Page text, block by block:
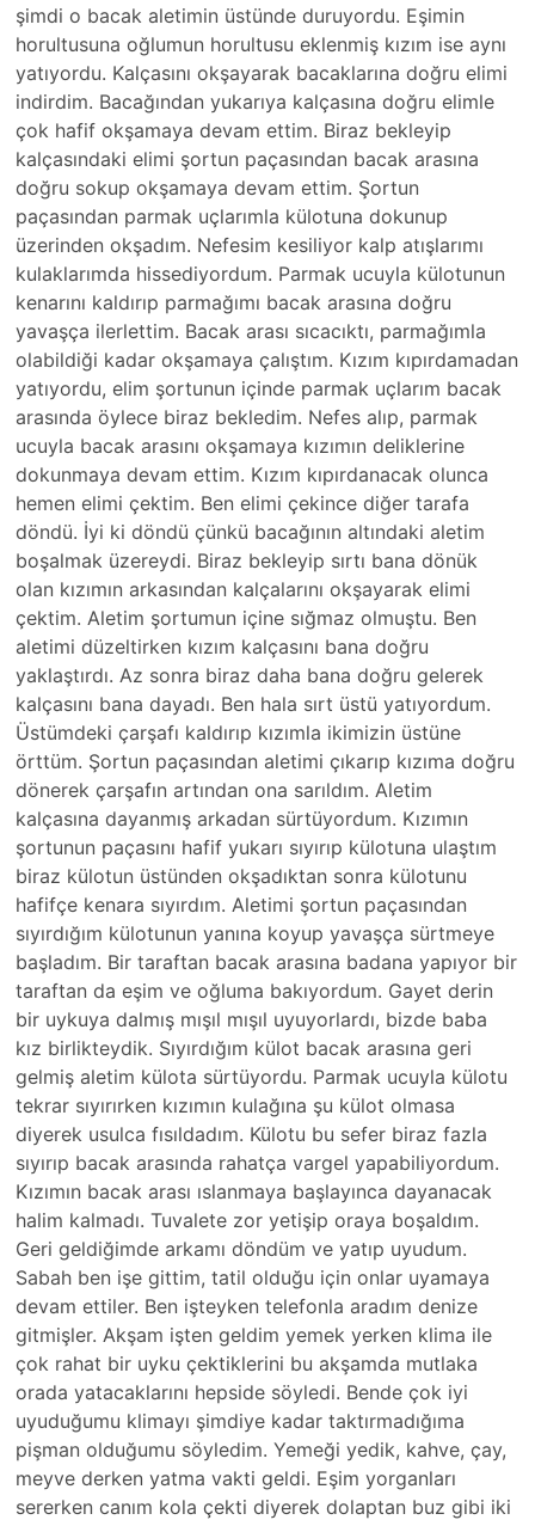
şimdi o bacak aletimin üstünde duruyordu. Eşimin
horultusuna oğlumun horultusu eklenmiş kızım ise aynı
yatıyordu. Kalçasını okşayarak bacaklarına doğru elimi
indirdim. Bacağından yukarıya kalçasına doğru elimle
çok hafif okşamaya devam ettim. Biraz bekleyip
kalçasındaki elimi şortun paçasından bacak arasına
doğru sokup okşamaya devam ettim. Şortun
paçasından parmak uçlarımla külotuna dokunup
üzerinden okşadım. Nefesim kesiliyor kalp atışlarımı
kulaklarımda hissediyordum. Parmak ucuyla külotunun
kenarını kaldırıp parmağımı bacak arasına doğru
yavaşça ilerlettim. Bacak arası sıcacıktı, parmağımla
olabildiği kadar okşamaya çalıştım. Kızım kıpırdamadan
yatıyordu, elim şortunun içinde parmak uçlarım bacak
arasında öylece biraz bekledim. Nefes alıp, parmak
ucuyla bacak arasını okşamaya kızımın deliklerine
dokunmaya devam ettim. Kızım kıpırdanacak olunca
hemen elimi çektim. Ben elimi çekince diğer tarafa
döndü. İyi ki döndü çünkü bacağının altındaki aletim
boşalmak üzereydi. Biraz bekleyip sırtı bana dönük
olan kızımın arkasından kalçalarını okşayarak elimi
çektim. Aletim şortumun içine sığmaz olmuştu. Ben
aletimi düzeltirken kızım kalçasını bana doğru
yaklaştırdı. Az sonra biraz daha bana doğru gelerek
kalçasını bana dayadı. Ben hala sırt üstü yatıyordum.
Üstümdeki çarşafı kaldırıp kızımla ikimizin üstüne
örttüm. Şortun paçasından aletimi çıkarıp kızıma doğru
dönerek çarşafın artından ona sarıldım. Aletim
kalçasına dayanmış arkadan sürtüyordum. Kızımın
şortunun paçasını hafif yukarı sıyırıp külotuna ulaştım
biraz külotun üstünden okşadıktan sonra külotunu
hafifçe kenara sıyırdım. Aletimi şortun paçasından
sıyırdığım külotunun yanına koyup yavaşça sürtmeye
başladım. Bir taraftan bacak arasına badana yapıyor bir
taraftan da eşim ve oğluma bakıyordum. Gayet derin
bir uykuya dalmış mışıl mışıl uyuyorlardı, bizde baba
kız birlikteydik. Sıyırdığım külot bacak arasına geri
gelmiş aletim külota sürtüyordu. Parmak ucuyla külotu
tekrar sıyırırken kızımın kulağına şu külot olmasa
diyerek usulca fısıldadım. Külotu bu sefer biraz fazla
sıyırıp bacak arasında rahatça vargel yapabiliyordum.
Kızımın bacak arası ıslanmaya başlayınca dayanacak
halim kalmadı. Tuvalete zor yetişip oraya boşaldım.
Geri geldiğimde arkamı döndüm ve yatıp uyudum.
Sabah ben işe gittim, tatil olduğu için onlar uyamaya
devam ettiler. Ben işteyken telefonla aradım denize
gitmişler. Akşam işten geldim yemek yerken klima ile
çok rahat bir uyku çektiklerini bu akşamda mutlaka
orada yatacaklarını hepside söyledi. Bende çok iyi
uyuduğumu klimayı şimdiye kadar taktırmadığıma
pişman olduğumu söyledim. Yemeği yedik, kahve, çay,
meyve derken yatma vakti geldi. Eşim yorganları
sererken canım kola çekti diyerek dolaptan buz gibi iki